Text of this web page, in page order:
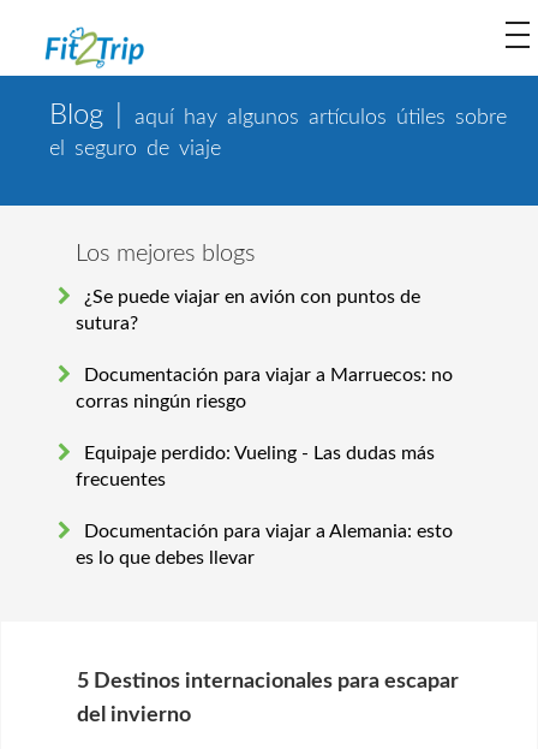
Blog |
aquí hay algunos artículos útiles sobre
el seguro de viaje
Los mejores blogs
¿Se puede viajar en avión con puntos de
sutura?
Documentación para viajar a Marruecos: no
corras ningún riesgo
Equipaje perdido: Vueling - Las dudas más
frecuentes
Documentación para viajar a Alemania: esto
es lo que debes llevar
5 Destinos internacionales para escapar
del invierno